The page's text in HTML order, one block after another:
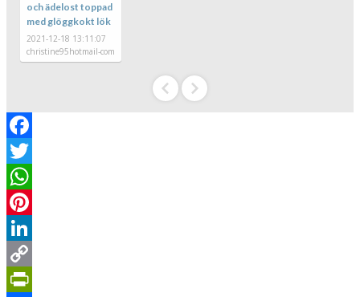
och ädelost toppad
med glöggkokt lök
2021-12-18 13:11:07
christine95hotmail-com
Facebook
Twitter
WhatsApp
Pinterest
LinkedIn
Copy